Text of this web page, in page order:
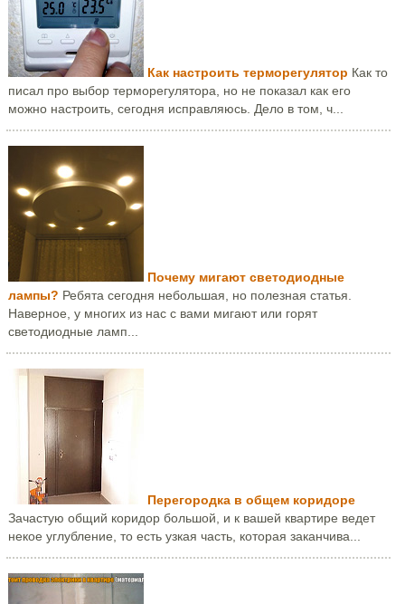
Как настроить терморегулятор Как то
писал про выбор терморегулятора, но не показал как его
можно настроить, сегодня исправляюсь. Дело в том, ч...
Почему мигают светодиодные
лампы? Ребята сегодня небольшая, но полезная статья.
Наверное, у многих из нас с вами мигают или горят
светодиодные ламп...
Перегородка в общем коридоре
Зачастую общий коридор большой, и к вашей квартире ведет
некое углубление, то есть узкая часть, которая заканчива...